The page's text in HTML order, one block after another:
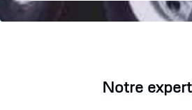
Notre